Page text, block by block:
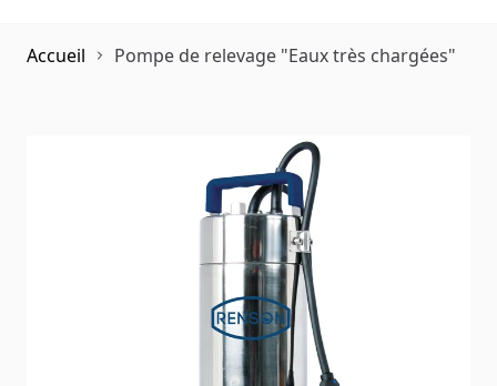
Accueil Pompe de relevage "Eaux très chargées"